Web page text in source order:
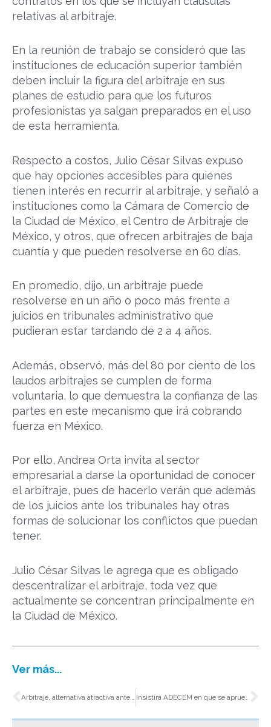
relativas al arbitraje.
En la reunión de trabajo se consideró que las
instituciones de educación superior también
deben incluir la figura del arbitraje en sus
planes de estudio para que los futuros
profesionistas ya salgan preparados en el uso
de esta herramienta.
Respecto a costos, Julio César Silvas expuso
que hay opciones accesibles para quienes
tienen interés en recurrir al arbitraje, y señaló a
instituciones como la Cámara de Comercio de
la Ciudad de México, el Centro de Arbitraje de
México, y otros, que ofrecen arbitrajes de baja
cuantía y que pueden resolverse en 60 días.
En promedio, dijo, un arbitraje puede
resolverse en un año o poco más frente a
juicios en tribunales administrativo que
pudieran estar tardando de 2 a 4 años.
Además, observó, más del 80 por ciento de los
laudos arbitrajes se cumplen de forma
voluntaria, lo que demuestra la confianza de las
partes en este mecanismo que irá cobrando
fuerza en México.
Por ello, Andrea Orta invita al sector
empresarial a darse la oportunidad de conocer
el arbitraje, pues de hacerlo verán que además
de los juicios ante los tribunales hay otras
formas de solucionar los conflictos que puedan
tener.
Julio César Silvas le agrega que es obligado
descentralizar el arbitraje, toda vez que
actualmente se concentran principalmente en
la Ciudad de México.
Ver más...
Ant Arbitraje, alternativa atractiva ante Reforma Judicial: ADECEM e IMA Insistirá ADECEM en que se apruebe Ley de Procedimiento Administrativo